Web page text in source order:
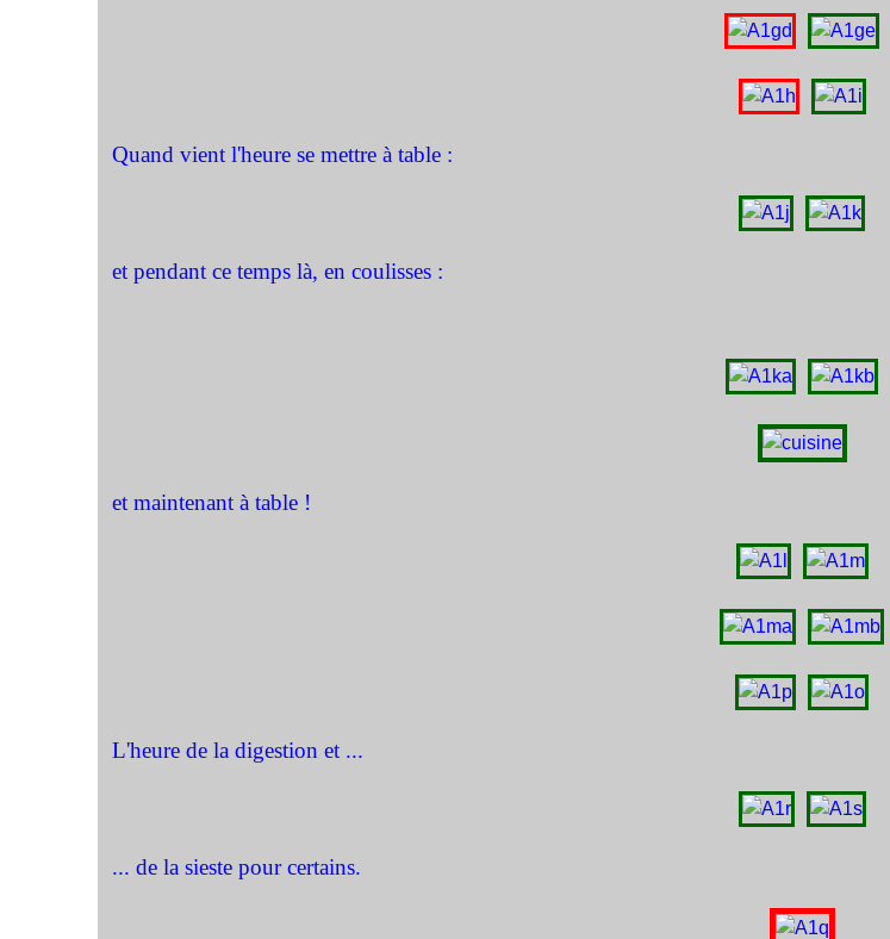
Quand vient l'heure se mettre à table :
et pendant ce temps là, en coulisses :
et maintenant à table !
L'heure de la digestion et ...
... de la sieste pour certains.